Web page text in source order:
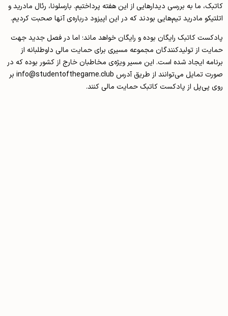
کاتبک، ما به بررسی دیدارهایی از این هفته پرداختیم. بارسلونا، رئال مادرید و
اتلتیکو مادرید تیم‌هایی بودند که در این اپیزود درباره‌ی آنها صحبت کردیم.
پادکست کاتبک رایگان بوده و رایگان خواهد ماند؛ اما در فصل جدید جهت
حمایت از تولید‌کنندگان مجموعه مسیری برای حمایت مالی داوطلبانه از
برنامه ایجاد شده است. این مسیر ویژه‌ی مخاطبان خارج از کشور بوده که در
صورت تمایل می‌توانند از طریق آدرس info@studentofthegame.club بر
روی پی‌پل از پادکست کاتبک حمایت مالی کنند.